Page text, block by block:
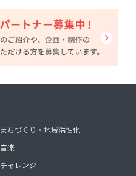
まちづくり・地域活性化
音楽
チャレンジ